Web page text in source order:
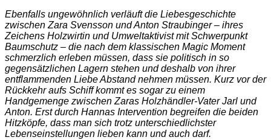
Ebenfalls ungewöhnlich verläuft die Liebesgeschichte
zwischen Zara Svensson und Anton Straubinger – ihres
Zeichens Holzwirtin und Umweltaktivist mit Schwerpunkt
Baumschutz – die nach dem klassischen Magic Moment
schmerzlich erleben müssen, dass sie politisch in so
gegensätzlichen Lagern stehen und deshalb von ihrer
entflammenden Liebe Abstand nehmen müssen. Kurz vor der
Rückkehr aufs Schiff kommt es sogar zu einem
Handgemenge zwischen Zaras Holzhändler-Vater Jarl und
Anton. Erst durch Hannas Intervention begreifen die beiden
Hitzköpfe, dass man sich trotz unterschiedlichster
Lebenseinstellungen lieben kann und auch darf.